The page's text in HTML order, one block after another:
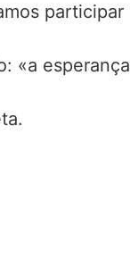
participar
«a esperança